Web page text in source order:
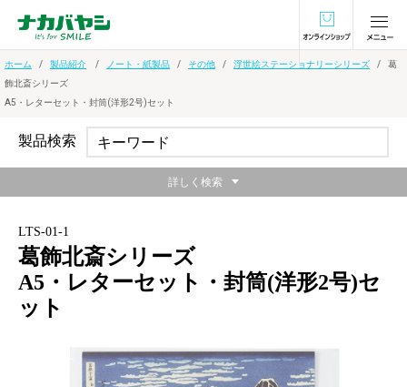
オンラインショ
ホーム 製品紹介 ノート・紙製品 その他 浮世絵ステーショナリーシリーズ
葛
飾北斎シリーズ
A5・レターセット・封筒(洋形2号)セット
LTS-01-1
葛飾北斎シリーズ
A5・レターセット・封筒(洋形2号)セ
ット
製品検索
詳しく検索